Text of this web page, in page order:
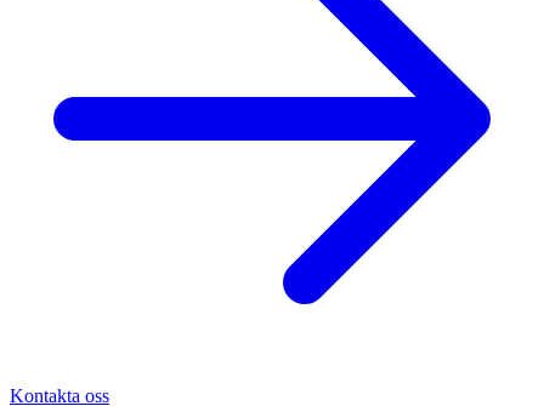
Kontakta oss